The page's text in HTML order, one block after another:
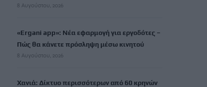
8 Αυγούστου, 2026
«Ergani app»: Νέα εφαρμογή για εργοδότες –
Πώς θα κάνετε πρόσληψη μέσω κινητού
8 Αυγούστου, 2026
Χανιά: Δίκτυο περισσότερων από 60 κρηνών